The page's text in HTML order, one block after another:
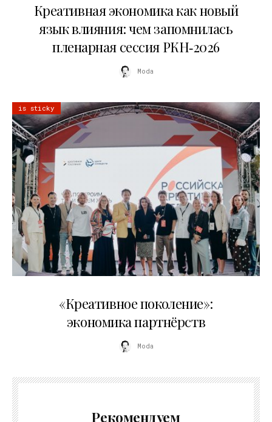
Креативная экономика как новый
язык влияния: чем запомнилась
пленарная сессия РКН‑2026
Moda
is sticky
«Креативное поколение»:
экономика партнёрств
Moda
Рекомендуем